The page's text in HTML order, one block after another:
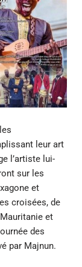
leur art
l’artiste lui-
sur les
et
croisées, de
et
des
par Majnun.